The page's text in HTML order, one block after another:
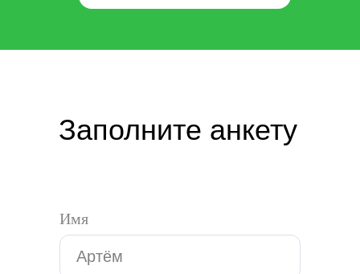
Заполните анкету
Имя